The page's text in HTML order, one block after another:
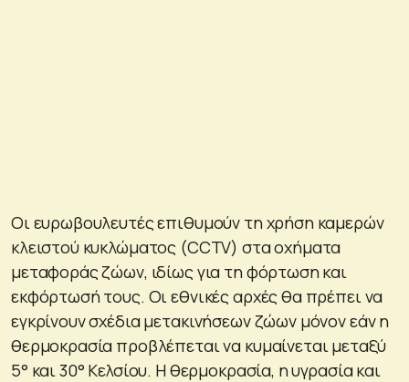
Οι ευρωβουλευτές επιθυμούν τη χρήση καμερών
κλειστού κυκλώματος (CCTV) στα οχήματα
μεταφοράς ζώων, ιδίως για τη φόρτωση και
εκφόρτωσή τους. Οι εθνικές αρχές θα πρέπει να
εγκρίνουν σχέδια μετακινήσεων ζώων μόνον εάν η
θερμοκρασία προβλέπεται να κυμαίνεται μεταξύ
5° και 30° Κελσίου. Η θερμοκρασία, η υγρασία και